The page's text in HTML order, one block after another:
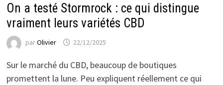
On a testé Stormrock : ce qui distingue
vraiment leurs variétés CBD
parOlivier 22/12/2025
Sur le marché du CBD, beaucoup de boutiques
promettent la lune. Peu expliquent réellement ce qui